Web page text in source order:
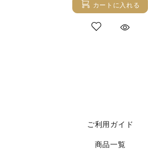
カートに入れる
ご利用ガイド
商品一覧